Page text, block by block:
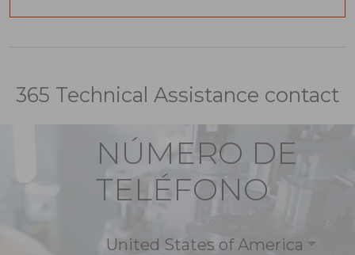
365 Technical Assistance contact
NÚMERO DE
TELÉFONO
United States of America